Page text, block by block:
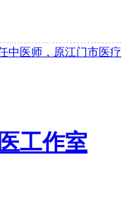
中医师，原江门市医疗
工作室